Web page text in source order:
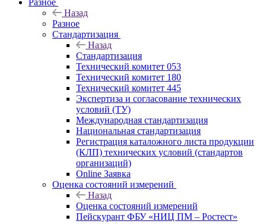
Разное
Назад
Разное
Стандартизация
Назад
Стандартизация
Технический комитет 053
Технический комитет 180
Технический комитет 445
Экспертиза и согласование технических
условий (ТУ)
Международная стандартизация
Национальная стандартизация
Регистрация каталожного листа продукции
(КЛП) технических условий (стандартов
организаций)
Online Заявка
Оценка состояний измерений
Назад
Оценка состояний измерений
Пейскурант ФБУ «НИЦ ПМ – Ростест»